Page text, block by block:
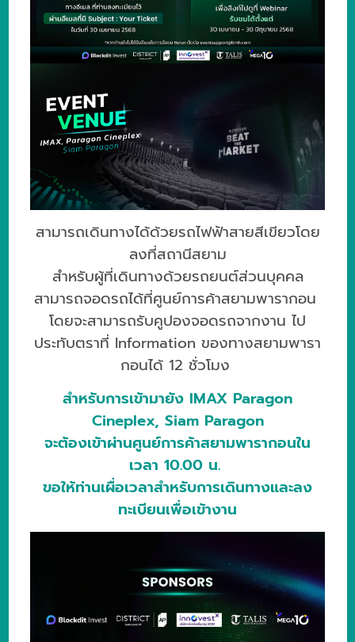
สามารถเดินทางได้ด้วยรถไฟฟ้าสายสีเขียวโดย
ลงที่สถานีสยาม
สำหรับผู้ที่เดินทางด้วยรถยนต์ส่วนบุคคล
สามารถจอดรถได้ที่ศูนย์การค้าสยามพารากอน
โดยจะสามารถรับคูปองจอดรถจากงาน ไป
ประทับตราที่ Information ของทางสยามพารา
กอนได้ 12 ชั่วโมง
สำหรับการเข้ามายัง IMAX Paragon
Cineplex, Siam Paragon
จะต้องเข้าผ่านศูนย์การค้าสยามพารากอนใน
เวลา 10.00 น.
ขอให้ท่านเผื่อเวลาสำหรับการเดินทางและลง
ทะเบียนเพื่อเข้างาน